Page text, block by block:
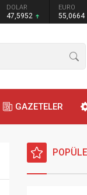
DOLAR
47,5952
EURO
55,0664
GAZETELER